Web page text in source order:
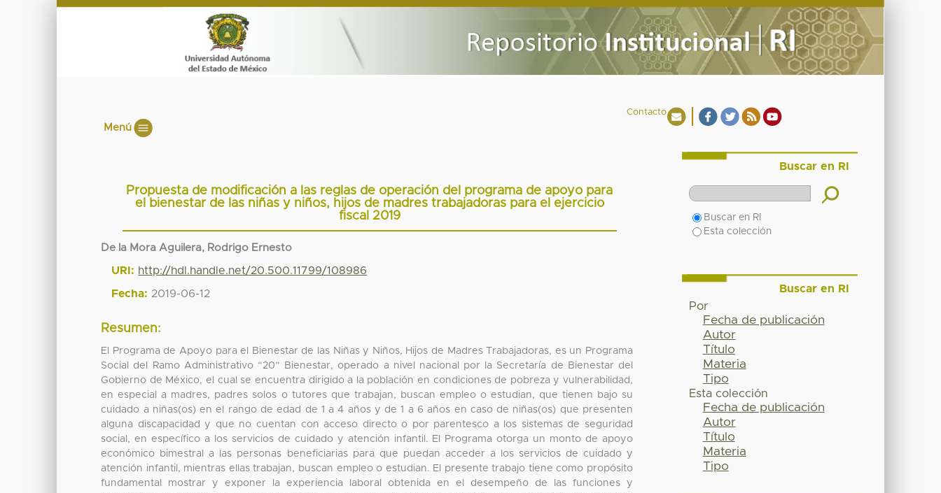
Contacto
Menú
Propuesta de modificación a las reglas de operación del programa de apoyo para
el bienestar de las niñas y niños, hijos de madres trabajadoras para el ejercicio
fiscal 2019
De la Mora Aguilera, Rodrigo Ernesto
URI: http://hdl.handle.net/20.500.11799/108986
Fecha: 2019-06-12
Resumen:
El Programa de Apoyo para el Bienestar de las Niñas y Niños, Hijos de Madres Trabajadoras, es un Programa
Social del Ramo Administrativo “20” Bienestar, operado a nivel nacional por la Secretaría de Bienestar del
Gobierno de México, el cual se encuentra dirigido a la población en condiciones de pobreza y vulnerabilidad,
en especial a madres, padres solos o tutores que trabajan, buscan empleo o estudian, que tienen bajo su
cuidado a niñas(os) en el rango de edad de 1 a 4 años y de 1 a 6 años en caso de niñas(os) que presenten
alguna discapacidad y que no cuentan con acceso directo o por parentesco a los sistemas de seguridad
social, en específico a los servicios de cuidado y atención infantil. El Programa otorga un monto de apoyo
económico bimestral a las personas beneficiarias para que puedan acceder a los servicios de cuidado y
atención infantil, mientras ellas trabajan, buscan empleo o estudian. El presente trabajo tiene como propósito
fundamental mostrar y exponer la experiencia laboral obtenida en el desempeño de las funciones y
Buscar en RI
Buscar en RI
Esta colección
Buscar en RI
Por
Fecha de publicación
Autor
Título
Materia
Tipo
Esta colección
Fecha de publicación
Autor
Título
Materia
Tipo